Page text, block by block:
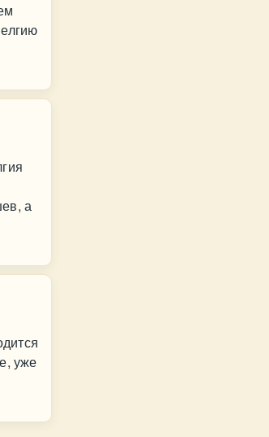
а
уже